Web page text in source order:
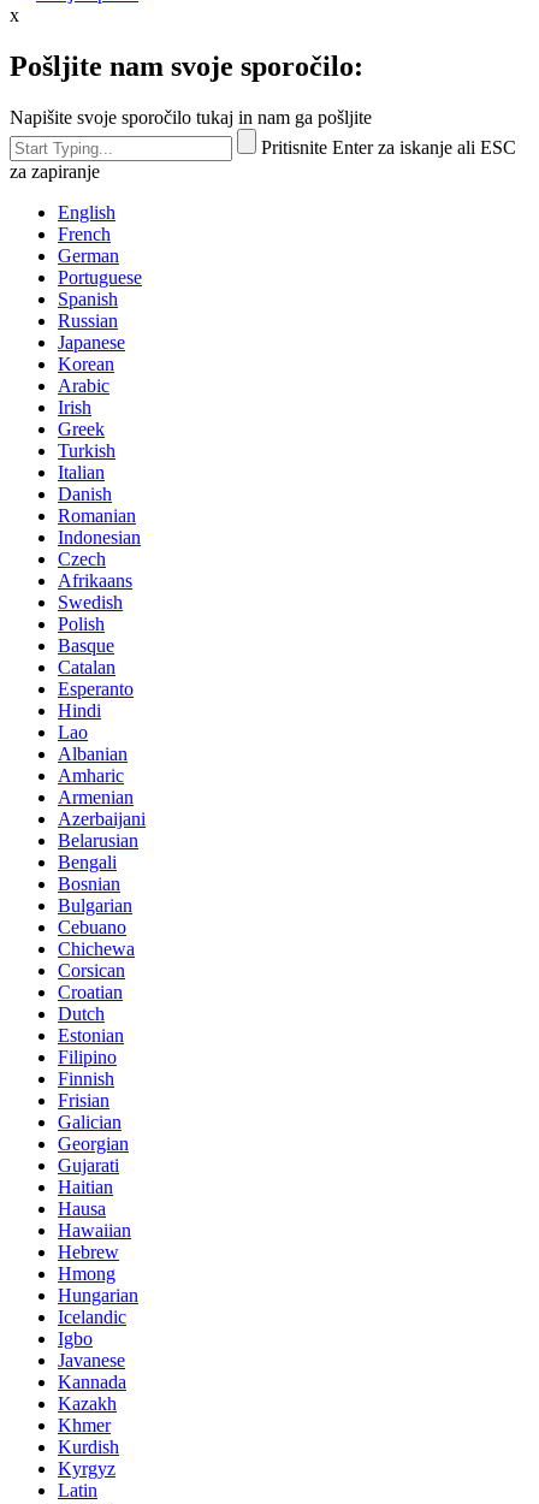
x
Pošljite nam svoje sporočilo:
Napišite svoje sporočilo tukaj in nam ga pošljite
Pritisnite Enter za iskanje ali ESC
za zapiranje
English
French
German
Portuguese
Spanish
Russian
Japanese
Korean
Arabic
Irish
Greek
Turkish
Italian
Danish
Romanian
Indonesian
Czech
Afrikaans
Swedish
Polish
Basque
Catalan
Esperanto
Hindi
Lao
Albanian
Amharic
Armenian
Azerbaijani
Belarusian
Bengali
Bosnian
Bulgarian
Cebuano
Chichewa
Corsican
Croatian
Dutch
Estonian
Filipino
Finnish
Frisian
Galician
Georgian
Gujarati
Haitian
Hausa
Hawaiian
Hebrew
Hmong
Hungarian
Icelandic
Igbo
Javanese
Kannada
Kazakh
Khmer
Kurdish
Kyrgyz
Latin